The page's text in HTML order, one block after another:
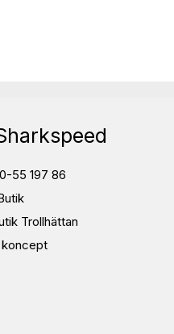
55 197 86
Trollhättan